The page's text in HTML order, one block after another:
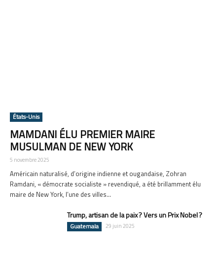
États-Unis
MAMDANI ÉLU PREMIER MAIRE
MUSULMAN DE NEW YORK
5 novembre 2025
Américain naturalisé, d’origine indienne et ougandaise, Zohran
Ramdani, « démocrate socialiste » revendiqué, a été brillamment élu
maire de New York, l’une des villes...
Trump, artisan de la paix ? Vers un Prix Nobel ?
Guatemala 29 juin 2025